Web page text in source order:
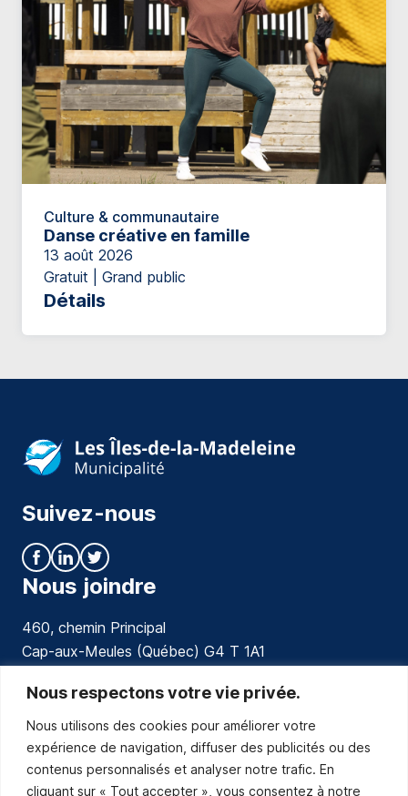
Nous respectons votre vie privée.
Nous utilisons des cookies pour améliorer votre
expérience de navigation, diffuser des publicités ou des
contenus personnalisés et analyser notre trafic. En
cliquant sur « Tout accepter », vous consentez à notre
Culture & communautaire
Danse créative en famille
13 août 2026
Gratuit | Grand public
Détails
Suivez-nous
Nous joindre
460, chemin Principal
Cap-aux-Meules (Québec) G4 T 1A1
communications@muniles.ca
418 986-3100
Composez le 1 en tout temps pour toutes urgences.
Abonnez-vous